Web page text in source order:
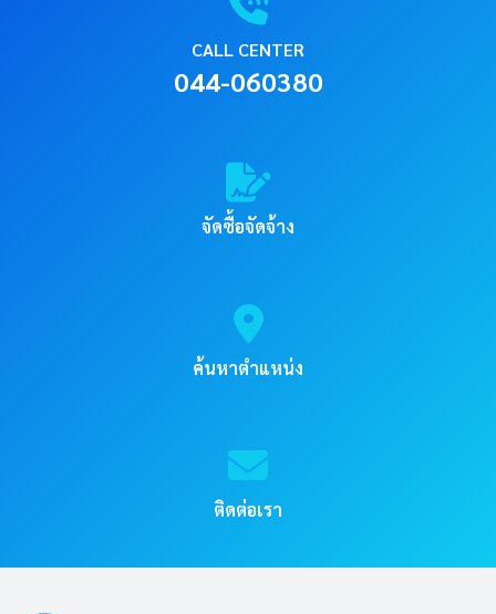
CALL CENTER
044-060380
จัดซื้อจัดจ้าง
ค้นหาตำแหน่ง
ติดต่อเรา